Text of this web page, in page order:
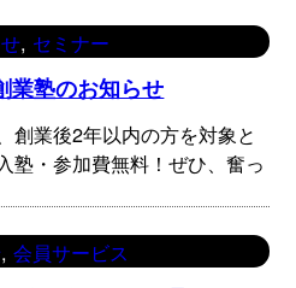
, セミナー
業塾のお知らせ
創業後2年以内の方を対象と
塾・参加費無料！ぜひ、奮っ
, 会員サービス